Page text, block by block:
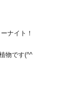
ナイト！
物です(^^ゞ